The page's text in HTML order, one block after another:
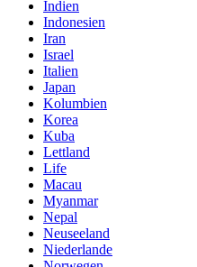
Indien
Indonesien
Iran
Israel
Italien
Japan
Kolumbien
Korea
Kuba
Lettland
Life
Macau
Myanmar
Nepal
Neuseeland
Niederlande